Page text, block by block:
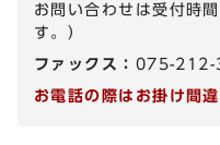
お問い合わせは受付時
す。）
ファックス： 075-212-
お電話の際はお掛け間